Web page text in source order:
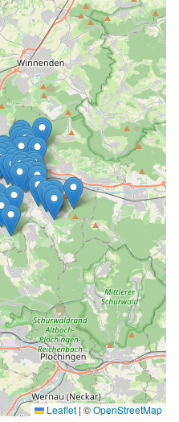
Leaflet | ©OpenStreetMap